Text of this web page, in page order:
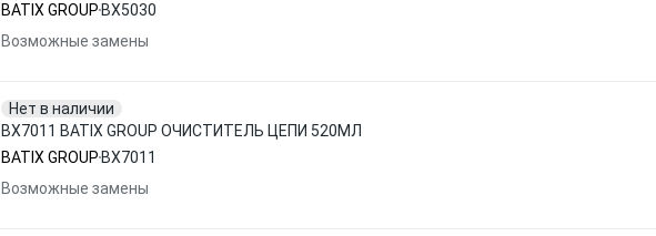
BATIX GROUP BX5030
Возможные замены
Нет в наличии
BX7011 BATIX GROUP ОЧИСТИТЕЛЬ ЦЕПИ 520МЛ
BATIX GROUP BX7011
Возможные замены